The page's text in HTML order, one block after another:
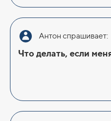
Антон спрашивает:
Что делать, если